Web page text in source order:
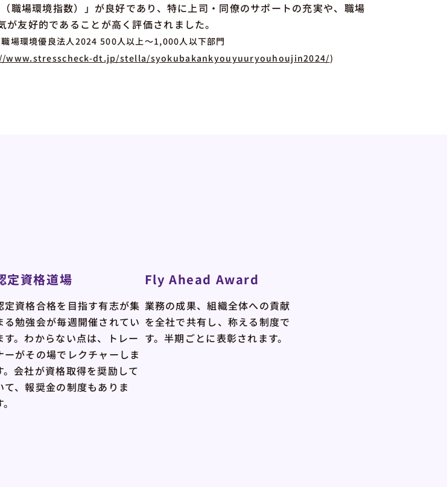
職場環境指数）」が良好であり、特に上司・同僚のサポートの充実や、職場
が友好的であることが高く評価されました。
場環境優良法人2024 500人以上～1,000人以下部門
www.stresscheck-dt.jp/stella/syokubakankyouyuuryouhoujin2024/)
定資格道場
定資格合格を目指す有志が集
る勉強会が毎週開催されてい
す。わからない点は、トレー
ーがその場でレクチャーしま
。会社が資格取得を奨励して
て、報奨金の制度もありま
Fly Ahead Award
業務の成果、組織全体への貢献
を全社で共有し、称える制度で
す。半期ごとに表彰されます。